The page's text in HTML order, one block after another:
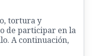
tortura y
de participar en la
A continuación,